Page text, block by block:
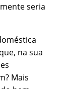
seria
na sua
Mais